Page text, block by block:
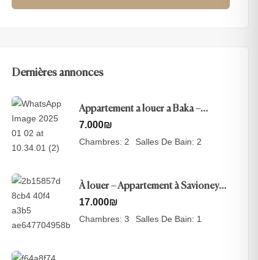
Dernières annonces
Appartement a louer a Baka –
Jerusalem
7.000₪
Chambres: 2 Salles De Bain: 2
À louer – Appartement à Savioney
View, Jérusalem
17.000₪
Chambres: 3 Salles De Bain: 1